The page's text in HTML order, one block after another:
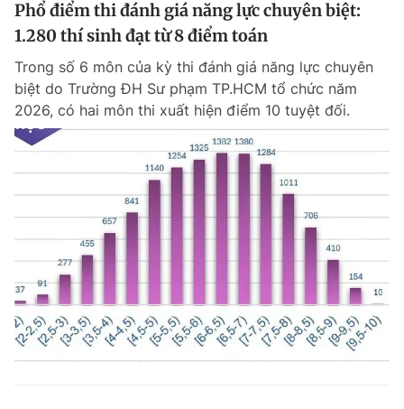
Phổ điểm thi đánh giá năng lực chuyên biệt:
1.280 thí sinh đạt từ 8 điểm toán
Trong số 6 môn của kỳ thi đánh giá năng lực chuyên
biệt do Trường ĐH Sư phạm TP.HCM tổ chức năm
2026, có hai môn thi xuất hiện điểm 10 tuyệt đối.